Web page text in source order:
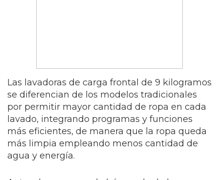
Las lavadoras de carga frontal de 9 kilogramos
se diferencian de los modelos tradicionales
por permitir mayor cantidad de ropa en cada
lavado, integrando programas y funciones
más eficientes, de manera que la ropa queda
más limpia empleando menos cantidad de
agua y energía.